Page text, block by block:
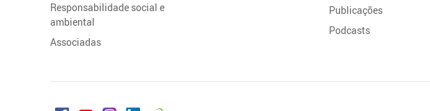
Responsabilidade social e
ambiental
Associadas
Publicações
Podcasts